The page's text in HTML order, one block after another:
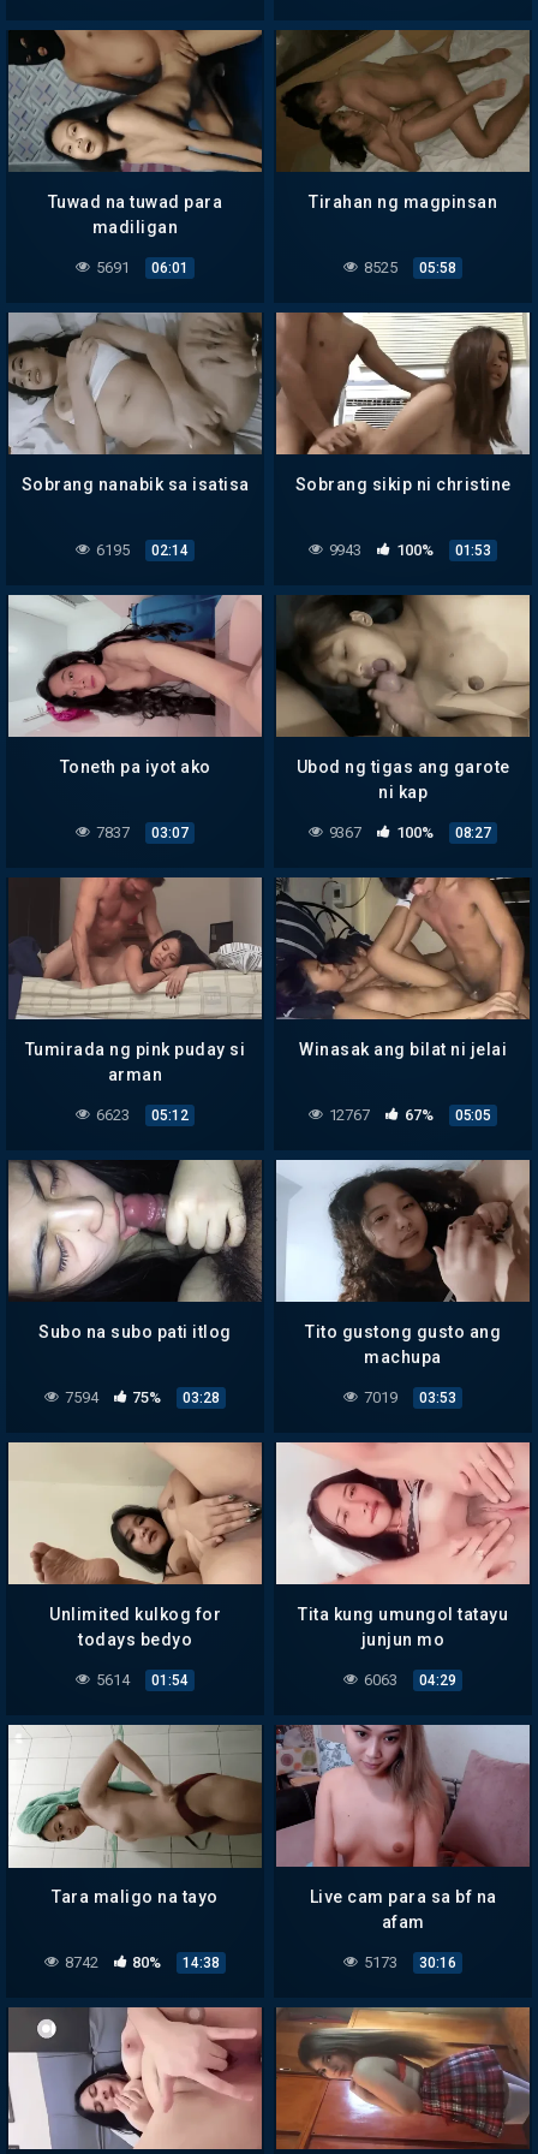
Tuwad na tuwad para
madiligan
5691 06:01
Tirahan ng magpinsan
8525 05:58
Sobrang nanabik sa isatisa
6195 02:14
Sobrang sikip ni christine
9943 100% 01:53
Toneth pa iyot ako
7837 03:07
Ubod ng tigas ang garote
ni kap
9367 100% 08:27
Tumirada ng pink puday si
arman
6623 05:12
Winasak ang bilat ni jelai
12767 67% 05:05
Subo na subo pati itlog
7594 75% 03:28
Tito gustong gusto ang
machupa
7019 03:53
Unlimited kulkog for
todays bedyo
5614 01:54
Tita kung umungol tatayu
junjun mo
6063 04:29
Tara maligo na tayo
8742 80% 14:38
Live cam para sa bf na
afam
5173 30:16